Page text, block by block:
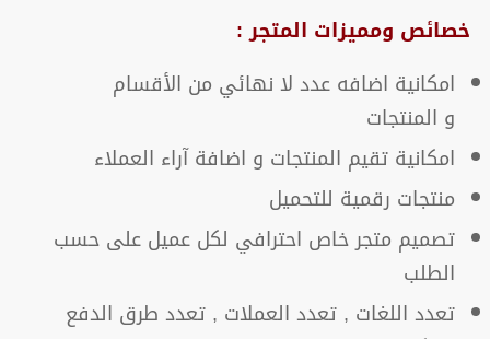
خصائص ومميزات المتجر :
امكانية اضافه عدد لا نهائي من الأقسام
و المنتجات
امكانية تقيم المنتجات و اضافة آراء العملاء
منتجات رقمية للتحميل
تصميم متجر خاص احترافي لكل عميل على حسب
الطلب
تعدد اللغات , تعدد العملات , تعدد طرق الدفع